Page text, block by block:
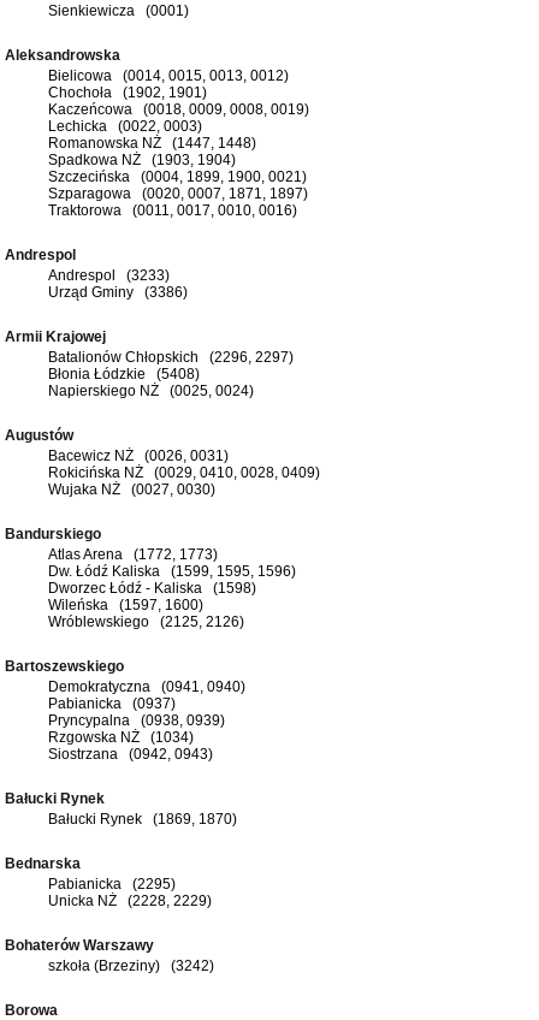
Sienkiewicza (0001)
Aleksandrowska
Bielicowa (0014, 0015, 0013, 0012)
Chochoła (1902, 1901)
Kaczeńcowa (0018, 0009, 0008, 0019)
Lechicka (0022, 0003)
Romanowska NŻ (1447, 1448)
Spadkowa NŻ (1903, 1904)
Szczecińska (0004, 1899, 1900, 0021)
Szparagowa (0020, 0007, 1871, 1897)
Traktorowa (0011, 0017, 0010, 0016)
Andrespol
Andrespol (3233)
Urząd Gminy (3386)
Armii Krajowej
Batalionów Chłopskich (2296, 2297)
Błonia Łódzkie (5408)
Napierskiego NŻ (0025, 0024)
Augustów
Bacewicz NŻ (0026, 0031)
Rokicińska NŻ (0029, 0410, 0028, 0409)
Wujaka NŻ (0027, 0030)
Bandurskiego
Atlas Arena (1772, 1773)
Dw. Łódź Kaliska (1599, 1595, 1596)
Dworzec Łódź - Kaliska (1598)
Wileńska (1597, 1600)
Wróblewskiego (2125, 2126)
Bartoszewskiego
Demokratyczna (0941, 0940)
Pabianicka (0937)
Pryncypalna (0938, 0939)
Rzgowska NŻ (1034)
Siostrzana (0942, 0943)
Bałucki Rynek
Bałucki Rynek (1869, 1870)
Bednarska
Pabianicka (2295)
Unicka NŻ (2228, 2229)
Bohaterów Warszawy
szkoła (Brzeziny) (3242)
Borowa